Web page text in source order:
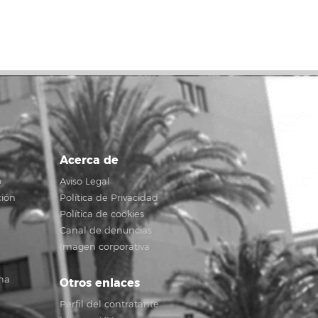
Acerca de
Aviso Legal
Política de Privacidad
Política de cookies
Canal de denuncias
Imagen corporativa
Otros enlaces
Perfil del contratante